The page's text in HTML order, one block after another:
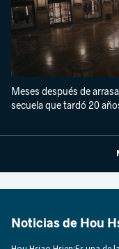
Meses después de
secuela que tardó 20
Noticias de Hou